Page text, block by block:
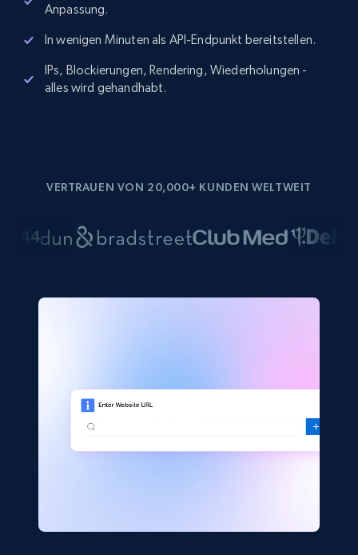
Anpassung.
In wenigen Minuten als API-Endpunkt bereitstellen.
IPs, Blockierungen, Rendering, Wiederholungen -
alles wird gehandhabt.
VERTRAUEN VON 20,000+ KUNDEN WELTWEIT